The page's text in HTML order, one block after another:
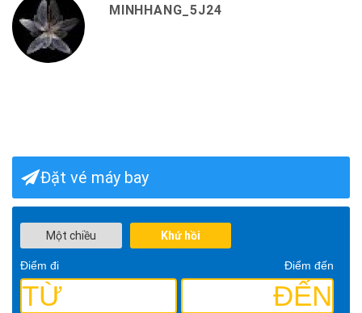
MINHHANG_5J24
Đặt vé máy bay
Một chiều Khứ hồi
Điểm đi Điểm đến
TỪ ĐẾN